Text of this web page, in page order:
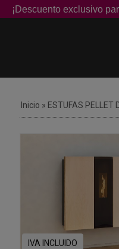
¡Descuento exclusivo
Inicio » ESTUFAS PELLET
IVA INCLUIDO